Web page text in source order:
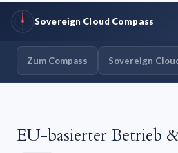
Sovereign Cloud Compass
Zum Compass Sovereign
EU-basierter Betrieb